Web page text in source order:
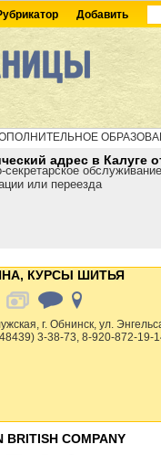
Добавить
адрес в Калуге
секретарское
или переезда
КУРСЫ ШИТЬЯ
г. Обнинск, ул.
3-38-73, 8-920-872-19-
BRITISH COMPANY